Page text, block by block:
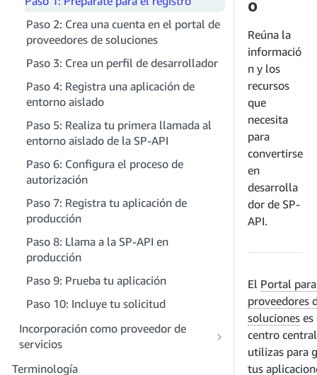
Paso 2: Crea una cuenta en el portal de
proveedores de soluciones
Paso 3: Crea un perfil de desarrollador
Paso 4: Registra una aplicación de
entorno aislado
Paso 5: Realiza tu primera llamada al
entorno aislado de la SP-API
Paso 6: Configura el proceso de
autorización
Paso 7: Registra tu aplicación de
producción
Paso 8: Llama a la SP-API en
producción
Paso 9: Prueba tu aplicación
Paso 10: Incluye tu solicitud
Incorporación como proveedor de
servicios
Paso 1: Descubre el proceso de registro
Terminología
o
Reúna la
informació
n y los
recursos
que
necesita
para
convertirse
en
desarrolla
dor de SP-
API.
El Portal para
proveedores
soluciones es
centro
utilizas para
tus